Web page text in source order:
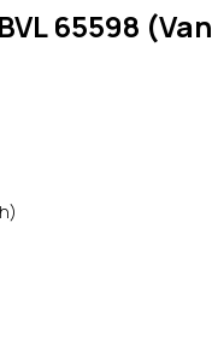
65598 (Van